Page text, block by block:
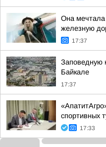
Она
железную
17:37
Заповедную
Байкале
17:37
спортивных
17:33